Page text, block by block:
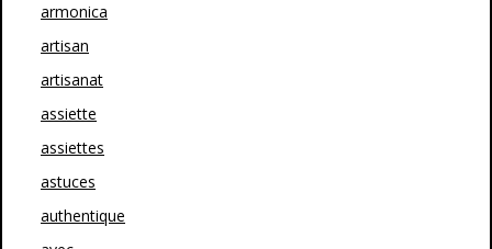
armonica
artisan
artisanat
assiette
assiettes
astuces
authentique